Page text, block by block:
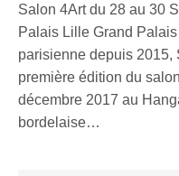
Salon 4Art du 28 au 30
Palais Lille Grand
parisienne depuis 2015,
première édition du
décembre 2017 au
bordelaise…